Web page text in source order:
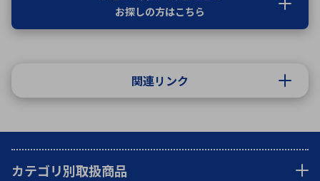
お探しの方はこちら
関連リンク
カテゴリ別取扱商品